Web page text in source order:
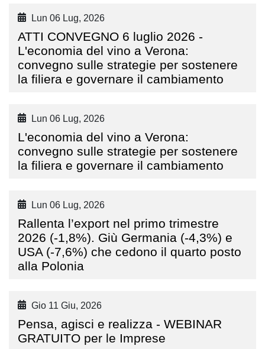
Lun 06 Lug, 2026
ATTI CONVEGNO 6 luglio 2026 -
L'economia del vino a Verona:
convegno sulle strategie per sostenere
la filiera e governare il cambiamento
Lun 06 Lug, 2026
L'economia del vino a Verona:
convegno sulle strategie per sostenere
la filiera e governare il cambiamento
Lun 06 Lug, 2026
Rallenta l’export nel primo trimestre
2026 (-1,8%). Giù Germania (-4,3%) e
USA (-7,6%) che cedono il quarto posto
alla Polonia
Gio 11 Giu, 2026
Pensa, agisci e realizza - WEBINAR
GRATUITO per le Imprese